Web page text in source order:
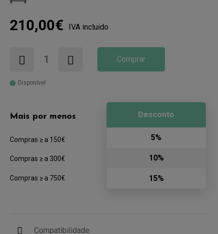
210,00€ IVA incluido
Comprar
Disponível
Mais por menos
Compras ≥ a 150€
Compras ≥ a 300€
Compras ≥ a 750€
Desconto
5%
10%
15%
Compatibilidade